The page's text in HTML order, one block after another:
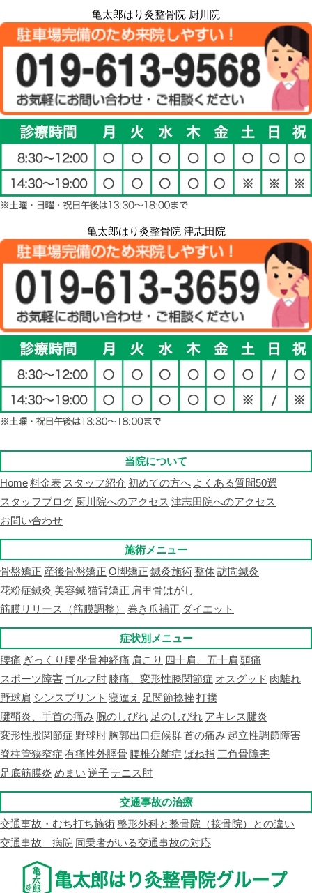
亀太郎はり灸整骨院 厨川院
亀太郎はり灸整骨院 津志田院
当院について
Home料金表 スタッフ紹介 初めての方へ よくある質問50選
スタッフブログ 厨川院へのアクセス 津志田院へのアクセス
お問い合わせ
施術メニュー
骨盤矯正 産後骨盤矯正 O脚矯正 鍼灸施術整体訪問鍼灸
花粉症鍼灸 美容鍼猫背矯正 肩甲骨はがし
筋膜リリース（筋膜調整）
巻き爪補正 ダイエット
症状別メニュー
腰痛 ぎっくり腰坐骨神経痛 肩こり 四十肩、五十肩 頭痛
スポーツ障害 ゴルフ肘 膝痛、変形性膝関節症 オスグッド 肉離れ
野球肩 シンスプリント 寝違え 足関節捻挫打撲
腱鞘炎、手首の痛み 腕のしびれ 足のしびれ アキレス腱炎
変形性股関節症 野球肘 胸郭出口症候群首の痛み 起立性調節障害
脊柱管狭窄症 有痛性外脛骨 腰椎分離症 ばね指 三角骨障害
足底筋膜炎 めまい 逆子 テニス肘
交通事故の治療
交通事故・むち打ち施術整形外科と整骨院（接骨院）との違い
交通事故 病院 同乗者がいる交通事故の対応